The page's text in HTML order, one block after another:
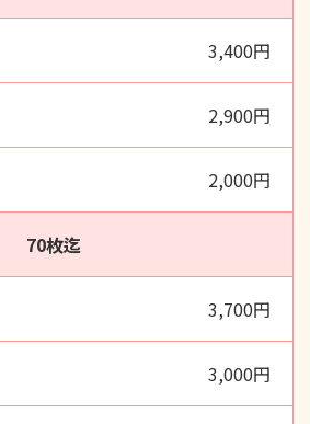
3,400円
2,900円
2,000円
70枚迄
3,700円
3,000円